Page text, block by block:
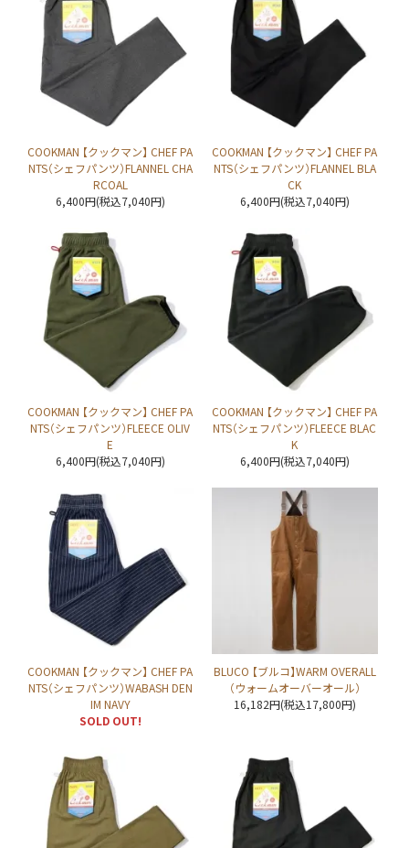
COOKMAN 【クックマン】 CHEF PA
NTS（シェフパンツ）FLANNEL CHA
RCOAL
6,400円(税込7,040円)
COOKMAN 【クックマン】 CHEF PA
NTS（シェフパンツ）FLANNEL BLA
CK
6,400円(税込7,040円)
COOKMAN 【クックマン】 CHEF PA
NTS（シェフパンツ）FLEECE OLIV
E
6,400円(税込7,040円)
COOKMAN 【クックマン】 CHEF PA
NTS（シェフパンツ）FLEECE BLAC
K
6,400円(税込7,040円)
COOKMAN 【クックマン】 CHEF PA
NTS（シェフパンツ）WABASH DEN
IM NAVY
SOLD OUT!
BLUCO 【ブルコ】WARM OVERALL
（ウォームオーバーオール）
16,182円(税込17,800円)